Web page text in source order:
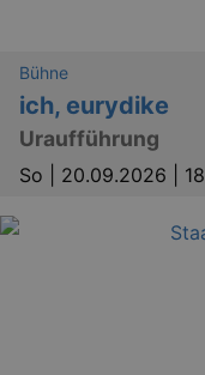
Bühne
ich, eurydike
Uraufführung
So | 20.09.2026 |